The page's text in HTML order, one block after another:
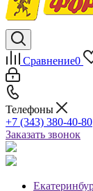
Сравнение0
Телефоны
+7 (343) 380-40-80
Заказать звонок